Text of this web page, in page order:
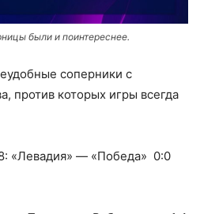
были и поинтереснее.
соперники с
против которых игры всегда
«Левадия» — «Победа» 0:0